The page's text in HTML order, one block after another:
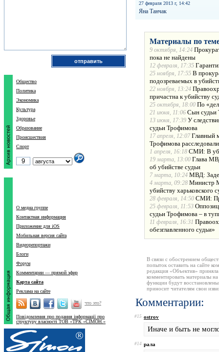
27 февраля 2013 г, 14:42
Яна Танчак
Материалы по
9 октября, 14:24
пока не найдены
12 февраля, 17:35
25 ноября, 17:55 В
подозреваемых в
22 ноября, 13:24
причастна к убийству
25 октября, 18:00 По
21 июня, 11:06 Сын судьи
13 июня, 17:39 У
судьи Трофимова
17 апреля, 12:07 Главный
Трофимова
1 апреля, 16:18 СМИ: В
19 марта, 13:00 Глава
об убийстве судьи
7 марта, 10:24 МВД:
4 марта, 09:28 Министр
убийству харьковского
28 февраля, 14:50 СМИ:
25 февраля, 11:53
судьи Трофимова – в
11 февраля, 16:31
обезглавленного судьи»
В связи с обострением
попыток оставить на сайте
редакция «Объектив»
комментировать материалы
функции будут
приносит читателям свои
Комментарии:
#15 ostrov
Иначе и быть не
#14 рала
Общество
Политика
Экономика
Культура
Здоровье
Образование
Происшествия
Спорт
О медиа группе
Контактная информация
Приложение для iOS
Мобильная версия сайта
Видеорепортажи
Блоги
Форум
Комментарии — прямой эфир
Карта сайта
Реклама на сайте
что это?
Повідомлення про подання інформації про
структуру власності ТОВ «ТРК «СІМОН.»